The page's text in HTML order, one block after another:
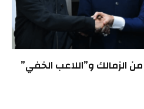
الزمالك و”اللاعب الخفي”